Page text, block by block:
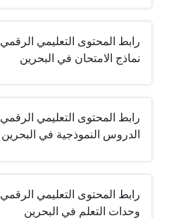
رابط المحتوى التعليمي الرقمي
نماذج الامتحان في البحرين
رابط المحتوى التعليمي الرقمي
الدروس النموذجية في البحرين
رابط المحتوى التعليمي الرقمي
وحدات التعلم في البحرين